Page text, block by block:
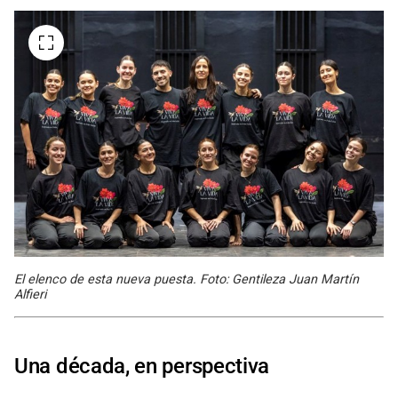
El elenco de esta nueva puesta. Foto: Gentileza Juan Martín
Alfieri
Una década, en perspectiva